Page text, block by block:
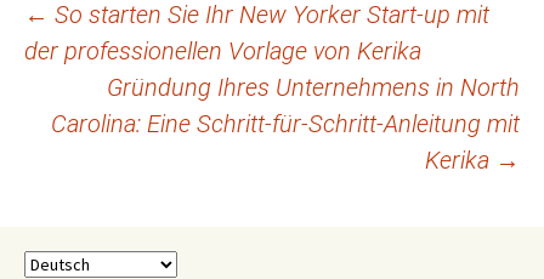
Beitragsnavigation
← So starten Sie Ihr New Yorker Start-up mit
der professionellen Vorlage von Kerika
Gründung Ihres Unternehmens in North
Carolina: Eine Schritt-für-Schritt-Anleitung mit
Kerika →